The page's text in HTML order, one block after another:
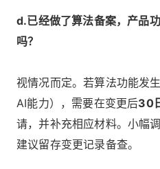
d.已经做了算法备案，产品
吗？
视情况而定。若算法功能发生
AI能力），需要在变更后30
请，并补充相应材料。小幅
建议留存变更记录备查。